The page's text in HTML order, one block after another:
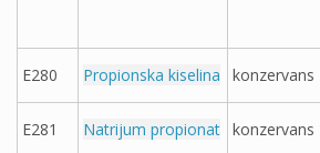
E280 Propionska kiselina konzervans
E281 Natrijum propionat konzervans